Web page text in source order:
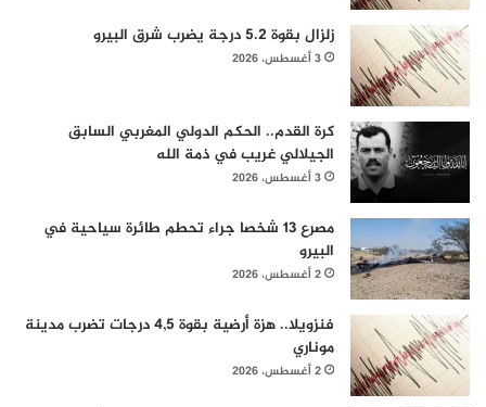
زلزال بقوة 5.2 درجة يضرب شرق البيرو
3 أغسطس، 2026
كرة القدم.. الحكم الدولي المغربي السابق
الجيلالي غريب في ذمة الله
3 أغسطس، 2026
مصرع 13 شخصا جراء تحطم طائرة سياحية في
البيرو
2 أغسطس، 2026
فنزويلا.. هزة أرضية بقوة 4,5 درجات تضرب مدينة
موناري
2 أغسطس، 2026